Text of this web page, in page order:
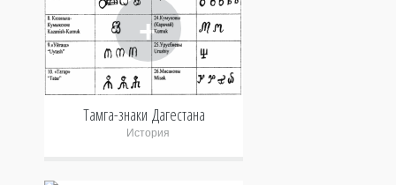
+
Тамга-знаки Дагестана
История